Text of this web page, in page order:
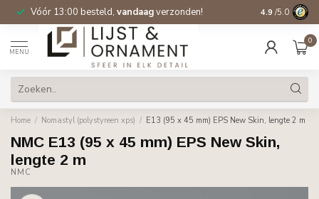
Vóór 13:00 besteld, vandaagverzonden! Gratis
4.9 /5.0
MENU
0
Home / Nomastyl (polystyreen xps) / E13 (95 x 45 mm) EPS New Skin, lengte 2 m
NMC E13 (95 x 45 mm) EPS New Skin,
lengte 2 m
NMC